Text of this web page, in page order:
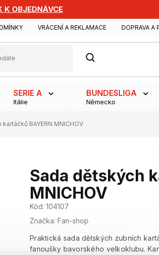
K OBJEDNÁVCE
VRÁCENÍ A REKLAMACE DOPRAVA A
HLEDAT
SERIE A
Itálie
BUNDESLIGA
Německo
BAYERN MNICHOV
Sada dětských
MNICHOV
Kód: 104107
Značka: Fan-shop
Praktická sada dětských zubních
fanoušky bavorského velkoklubu.